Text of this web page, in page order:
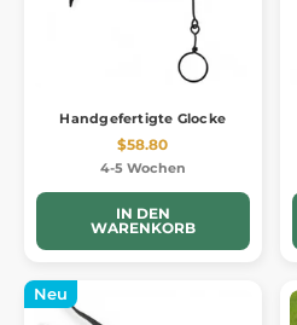
Handgefertigte Glocke
$58.80
4-5 Wochen
IN DEN
WARENKORB
Neu